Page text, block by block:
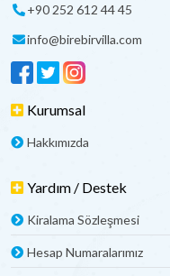
+90 252 612 44 45
info@birebirvilla.com
Kurumsal
Hakkımızda
Yardım / Destek
Kiralama Sözleşmesi
Hesap Numaralarımız